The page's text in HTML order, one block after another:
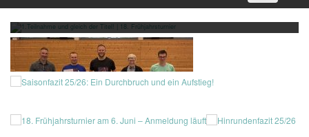
Frühjahrsturnier